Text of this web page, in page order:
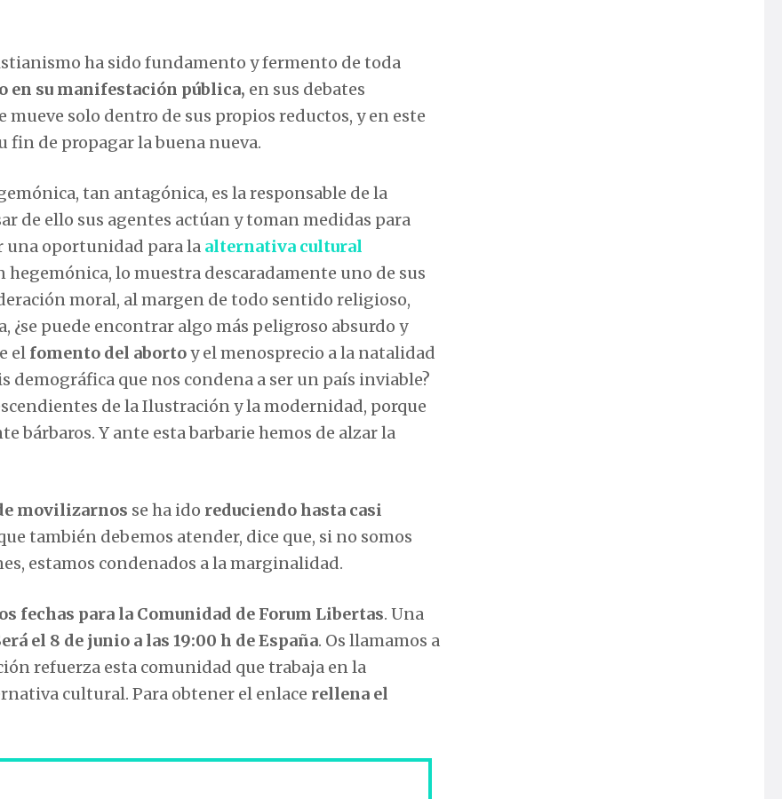
ha sido fundamento y fermento de toda
en su manifestación pública, en sus debates
mueve solo dentro de sus propios reductos, y en este
de propagar la buena nueva.
tan antagónica, es la responsable de la
de ello sus agentes actúan y toman medidas para
una oportunidad para la alternativa cultural
hegemónica, lo muestra descaradamente uno de sus
moral, al margen de todo sentido religioso,
¿se puede encontrar algo más peligroso absurdo y
el fomento del abortoy el menosprecio a la natalidad
que nos condena a ser un país inviable?
de la Ilustración y la modernidad, porque
bárbaros. Y ante esta barbarie hemos de alzar la
movilizarnos se ha ido reduciendo hasta casi
también debemos atender, dice que, si no somos
estamos condenados a la marginalidad.
fechas para la Comunidad de Forum Libertas. Una
el 8 de junio a las 19:00 h de España. Os llamamos a
refuerza esta comunidad que trabaja en la
cultural. Para obtener el enlace rellena el